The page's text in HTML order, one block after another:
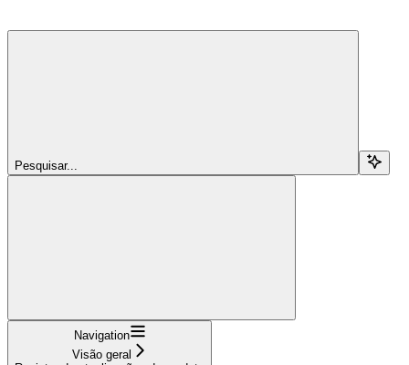
Pesquisar...
Navigation
Visão geral